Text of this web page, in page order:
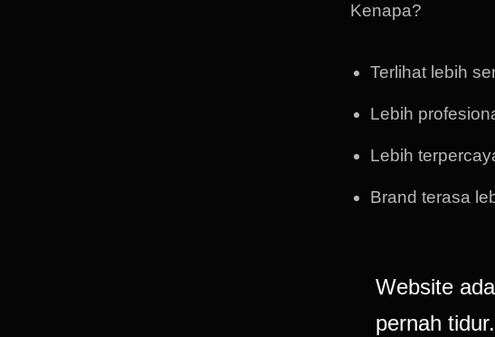
Kenapa?
Terlihat lebih
Lebih
Lebih
Brand terasa
Website
pernah tidur.